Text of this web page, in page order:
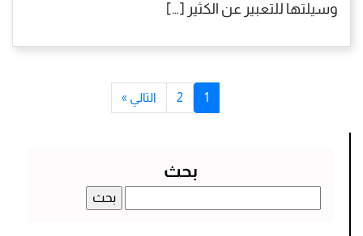
وسيلتها للتعبير عن الكثير […]
1
2 التالي »
بحث
عن: